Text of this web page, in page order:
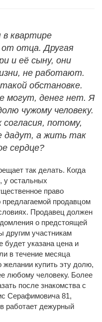
в квартире
от отца. Другая
и её сыну, они
не работают.
обстановке.
могут, денег нет. Я
чужому человеку.
потому,
дадут, а жить так
сердце?
так делать. Когда
у остальных
право
предлагаемой продавцом
Продавец должен
о предстоящей
другим участникам
будет указана цена и
в течение месяца
купить эту долю,
любому человеку. Более
после знакомства с
Серафимовича 81,
работает дежурный